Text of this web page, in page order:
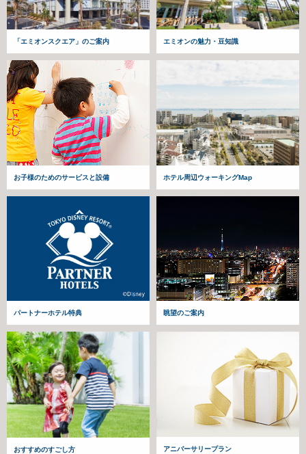
「エミオンスクエア」のご案内 エミオンの魅力・豆知識
お子様のためのサービスと設備 ホテル周辺ウォーキングMap
パートナーホテル特典 眺望のご案内
おすすめのすごし方 アニバーサリープラン